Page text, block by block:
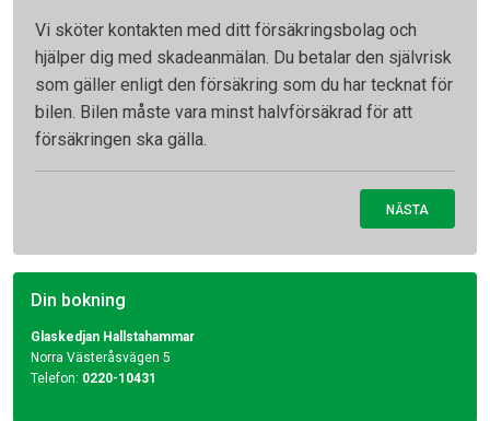
Vi sköter kontakten med ditt försäkringsbolag och
hjälper dig med skadeanmälan. Du betalar den självrisk
som gäller enligt den försäkring som du har tecknat för
bilen. Bilen måste vara minst halvförsäkrad för att
försäkringen ska gälla.
NÄSTA
Din bokning
Glaskedjan Hallstahammar
Norra Västeråsvägen 5
Telefon: 0220-10431